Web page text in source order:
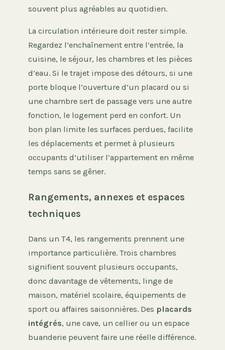
souvent plus agréables au quotidien.
La circulation intérieure doit rester simple.
Regardez l’enchaînement entre l’entrée, la
cuisine, le séjour, les chambres et les pièces
d’eau. Si le trajet impose des détours, si une
porte bloque l’ouverture d’un placard ou si
une chambre sert de passage vers une autre
fonction, le logement perd en confort. Un
bon plan limite les surfaces perdues, facilite
les déplacements et permet à plusieurs
occupants d’utiliser l’appartement en même
temps sans se gêner.
Rangements, annexes et espaces
techniques
Dans un T4, les rangements prennent une
importance particulière. Trois chambres
signifient souvent plusieurs occupants,
donc davantage de vêtements, linge de
maison, matériel scolaire, équipements de
sport ou affaires saisonnières. Des placards
intégrés, une cave, un cellier ou un espace
buanderie peuvent faire une réelle différence.